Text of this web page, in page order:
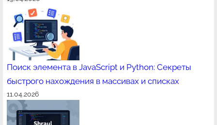
Поиск элемента в JavaScript и Python: Секреты
быстрого нахождения в массивах и списках
11.04.2026